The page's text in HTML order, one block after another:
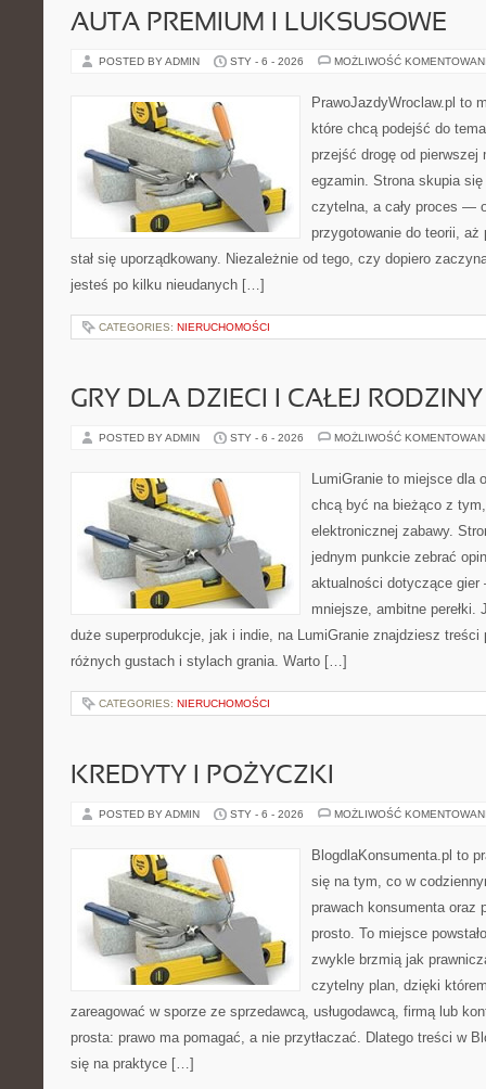
AUTA PREMIUM I LUKSUSOWE
POSTED BY ADMIN STY - 6 - 2026 MOŻLIWOŚĆ
PrawoJazdyWroclaw.pl to
które chcą podejść do
przejść drogę od
egzamin. Strona skupia
czytelna, a cały proces —
przygotowanie do teorii,
stał się uporządkowany. Niezależnie od tego, czy dopiero
jesteś po kilku nieudanych […]
CATEGORIES: NIERUCHOMOŚCI
GRY DLA DZIECI I CAŁEJ RODZINY
POSTED BY ADMIN STY - 6 - 2026 MOŻLIWOŚĆ
LumiGranie to miejsce dla
chcą być na bieżąco z
elektronicznej zabawy.
jednym punkcie zebrać
aktualności dotyczące gier
mniejsze, ambitne perełki.
duże superprodukcje, jak i indie, na LumiGranie znajdziesz
różnych gustach i stylach grania. Warto […]
CATEGORIES: NIERUCHOMOŚCI
KREDYTY I POŻYCZKI
POSTED BY ADMIN STY - 6 - 2026 MOŻLIWOŚĆ
BlogdlaKonsumenta.pl to
się na tym, co w
prawach konsumenta oraz
prosto. To miejsce
zwykle brzmią jak
czytelny plan, dzięki
zareagować w sporze ze sprzedawcą, usługodawcą, firmą lub
prosta: prawo ma pomagać, a nie przytłaczać. Dlatego treści w
się na praktyce […]